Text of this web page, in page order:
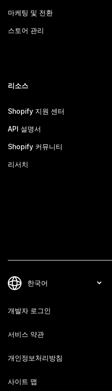
마케팅 및 전환
스토어 관리
리소스
Shopify 지원 센터
API 설명서
Shopify 커뮤니티
리서치
개발자 로그인
서비스 약관
개인정보처리방침
사이트 맵